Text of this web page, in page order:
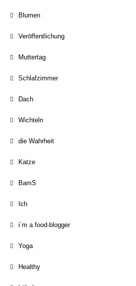
Blumen
Veröffentlichung
Muttertag
Schlafzimmer
Dach
Wichteln
die Wahrheit
Katze
BamS
Ich
i´m a food-blogger
Yoga
Healthy